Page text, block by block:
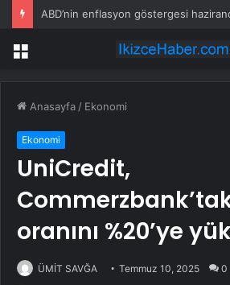
Menü
Anasayfa / Ekonomi
Ekonomi
UniCredit,
oranını %20’ye
ÜMİT SAVĞA Temmuz 10, 2025 0